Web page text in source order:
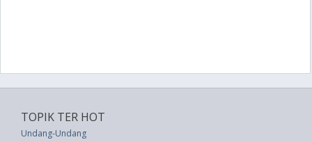
TOPIK TER HOT
Undang-Undang